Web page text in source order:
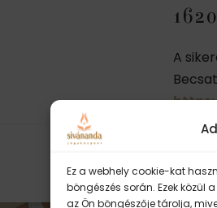
Ez a webhely cookie-kat
böngészés során. Ezek közül
az Ön böngészője tárolja,
A